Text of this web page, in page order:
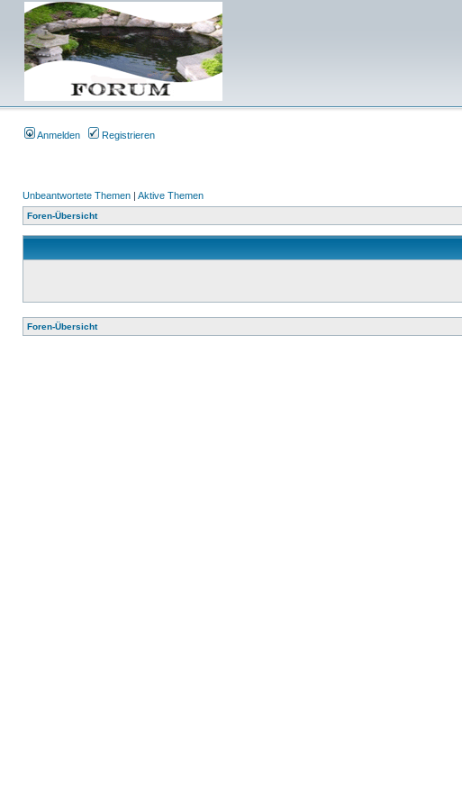
Anmelden Registrieren
Unbeantwortete Themen | Aktive Themen
Foren-Übersicht
Foren-Übersicht